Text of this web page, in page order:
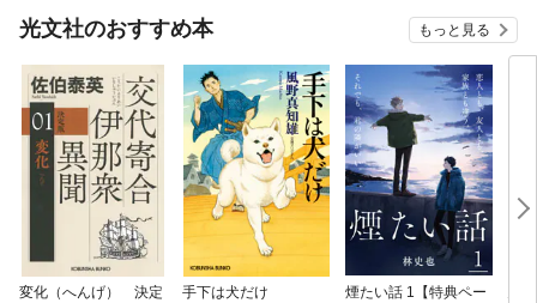
光文社のおすすめ本 もっと見る
変化（へんげ） 決定 手下は犬だけ 煙たい話 1【特典ペー